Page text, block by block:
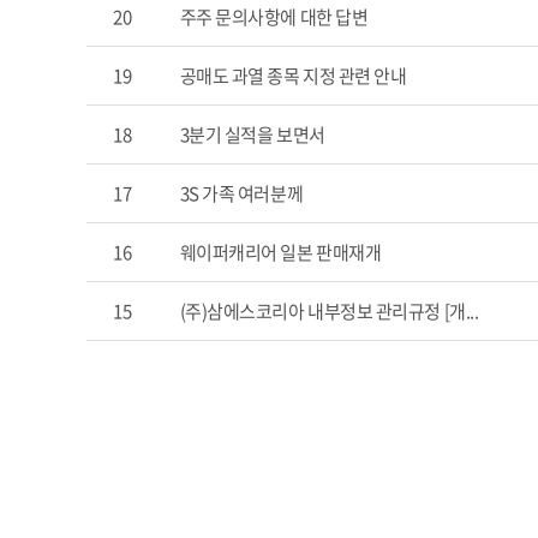
20 주주 문의사항에 대한 답변
19 공매도 과열 종목 지정 관련 안내
18 3분기 실적을 보면서
17 3S 가족 여러분께
16 웨이퍼캐리어 일본 판매재개
15 (주)삼에스코리아 내부정보 관리규정 [개...